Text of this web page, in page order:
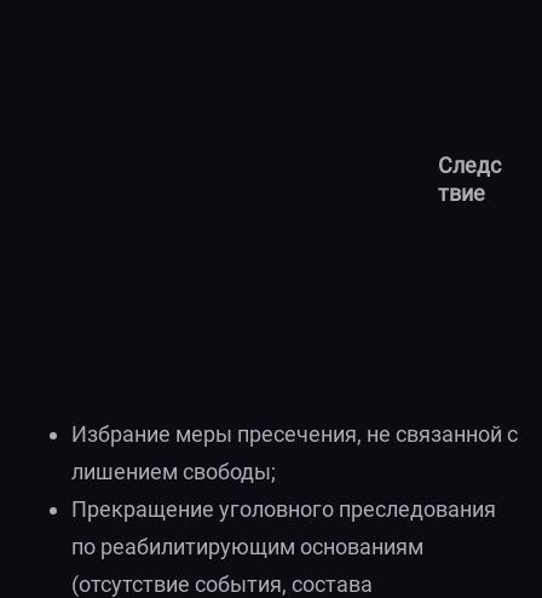
Следс
твие
Избрание меры пресечения, не связанной с
лишением свободы;
Прекращение уголовного преследования
по реабилитирующим основаниям
(отсутствие события, состава